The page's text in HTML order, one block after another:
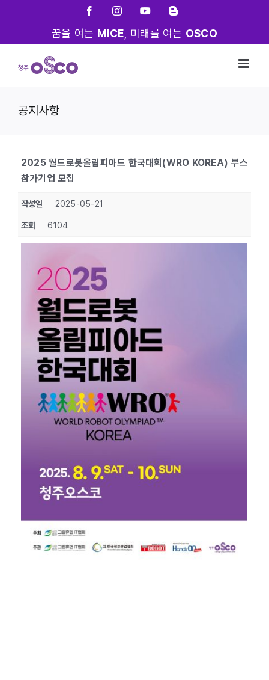
FacebookInstagramYouTubeBlogger
꿈을 여는 MICE , 미래를 여는 OSCO
공지사항
2025 월드로봇올림피아드 한국대회(WRO KOREA) 부스
참가기업 모집
작성일 2025-05-21
조회 6104